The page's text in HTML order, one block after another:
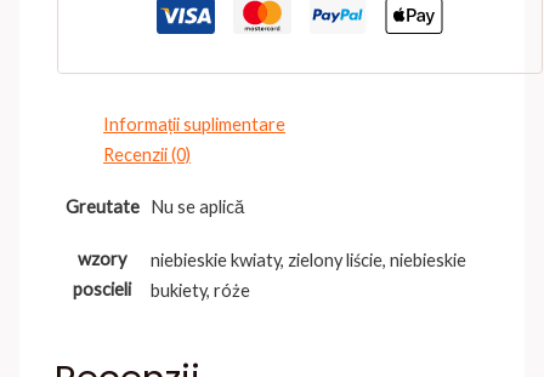
Informații suplimentare
Recenzii (0)
Greutate Nu se aplică
wzory
poscieli
niebieskie kwiaty, zielony liście, niebieskie
bukiety, róże